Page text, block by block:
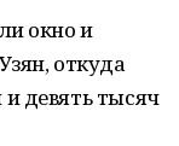
окно и
откуда
девять тысяч